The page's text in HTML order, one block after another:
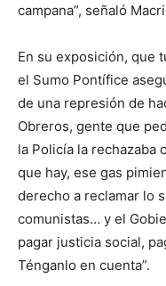
campana”, señaló
En su exposición, que
el Sumo Pontífice
de una represión de
Obreros, gente que
la Policía la rechazaba
que hay, ese gas
derecho a reclamar lo
comunistas… y el
pagar justicia social,
Ténganlo en cuenta”.